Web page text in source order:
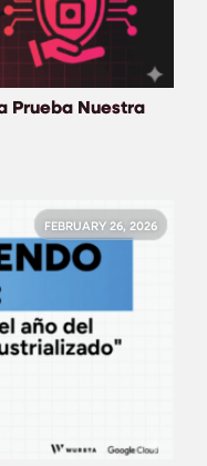
Prueba Nuestra
FEBRUARY 26, 2026